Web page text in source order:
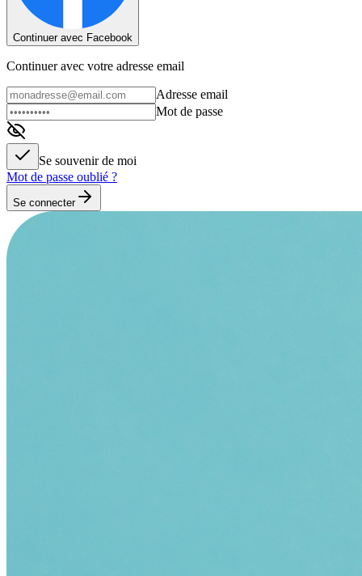
Continuer avec Facebook
Continuer avec votre adresse email
Adresse email
Mot de passe
Se souvenir de moi
Mot de passe oublié ?
Se connecter